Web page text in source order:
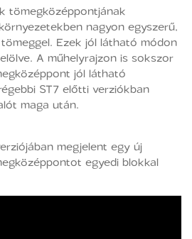
tömegközéppontjának
nagyon egyszerű,
Ezek jól látható módon
A műhelyrajzon is sokszor
jól látható
ST7 előtti verziókban
maga után.
megjelent egy új
egyedi blokkal